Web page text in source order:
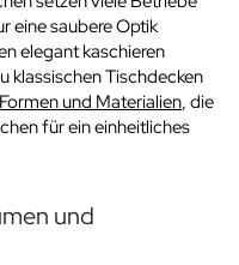
eine saubere Optik
elegant kaschieren
klassischen Tischdecken
und Materialien, die
für ein einheitliches
und